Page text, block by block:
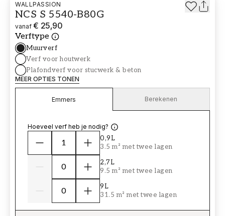
WALLPASSION
NCS S 5540-B80G
vanaf € 25,90
Verftype
Muurverf
Verf voor houtwerk
Plafondverf voor stucwerk & beton
MEER OPTIES TONEN
Emmers Berekenen
Hoeveel verf heb je nodig?
0,9L
3.5 m² met twee lagen
2,7L
9.5 m² met twee lagen
9L
31.5 m² met twee lagen